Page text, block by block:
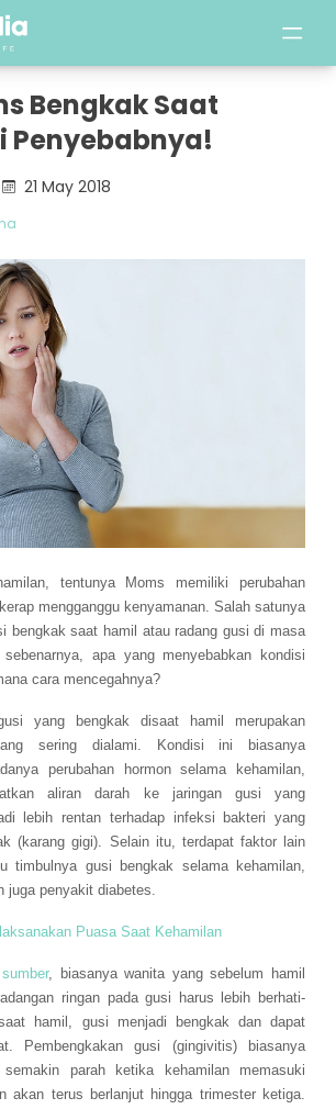
Bengkak Saat
Penyebabnya!
21 May 2018
tentunya Moms memiliki perubahan
mengganggu kenyamanan. Salah satunya
bengkak saat hamil atau radang gusi di masa
sebenarnya, apa yang menyebabkan kondisi
cara mencegahnya?
yang bengkak disaat hamil merupakan
sering dialami. Kondisi ini biasanya
perubahan hormon selama kehamilan,
aliran darah ke jaringan gusi yang
lebih rentan terhadap infeksi bakteri yang
(karang gigi). Selain itu, terdapat faktor lain
timbulnya gusi bengkak selama kehamilan,
juga penyakit diabetes.
Puasa Saat Kehamilan
sumber, biasanya wanita yang sebelum hamil
ringan pada gusi harus lebih berhati-
hamil, gusi menjadi bengkak dan dapat
Pembengkakan gusi (gingivitis) biasanya
parah ketika kehamilan memasuki
akan terus berlanjut hingga trimester ketiga.